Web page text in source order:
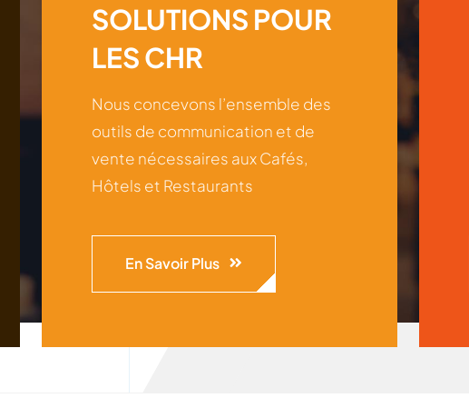
SOLUTIONS POUR
LES CHR
Nous concevons l’ensemble des
outils de communication et de
vente nécessaires aux Cafés,
Hôtels et Restaurants
En Savoir Plus